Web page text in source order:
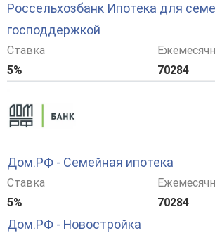
Россельхозбанк Ипотека для
господдержкой
Ставка
5%
70284
Дом.РФ - Семейная ипотека
Ставка
5%
70284
Дом.РФ - Новостройка